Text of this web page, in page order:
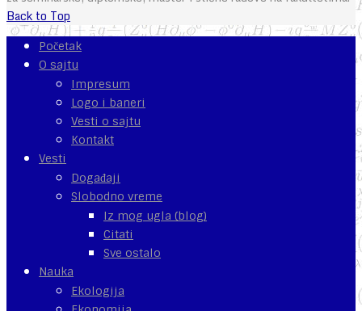
Back to Top
Početak
O sajtu
Impresum
Logo i baneri
Vesti o sajtu
Kontakt
Vesti
Događaji
Slobodno vreme
Iz mog ugla (blog)
Citati
Sve ostalo
Nauka
Ekologija